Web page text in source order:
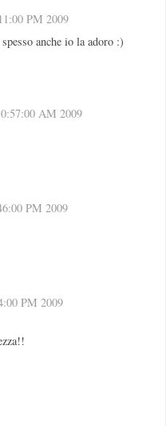
PM 2009
anche io la adoro :)
AM 2009
PM 2009
PM 2009